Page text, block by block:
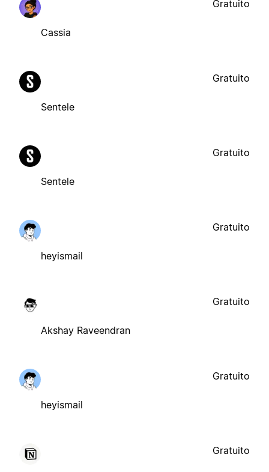
Cassia
Gratuito
Sentele
Gratuito
Sentele
Gratuito
heyismail
Gratuito
Akshay Raveendran
Gratuito
heyismail
Gratuito
Gratuito